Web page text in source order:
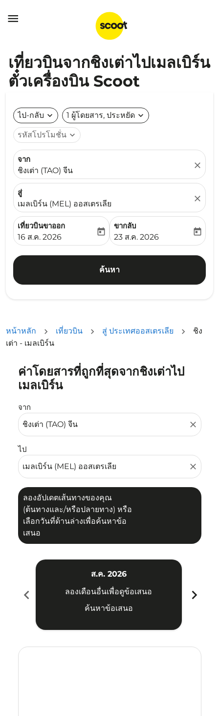

เที่ยวบินจากชิงเต่าไปเมลเบิร์น
ตั๋วเครื่องบิน Scoot
ไป-กลับ expand_more 1 ผู้โดยสาร, ประหยัด expand_more
รหัสโปรโมชั่น expand_more
จาก
ชิงเต่า (TAO) จีน
close
สู่
เมลเบิร์น (MEL) ออสเตรเลีย
close
เที่ยวบินขาออก
fc-booking-departure-date-aria-label
16 ส.ค. 2026
today
ขากลับ
fc-booking-return-date-
23 ส.ค. 2026
today
ค้นหา
หน้าหลัก เที่ยวบิน สู่ ประเทศออสเตรเลีย
ชิง
เต่า - เมลเบิร์น
ค่าโดยสารที่ถูกที่สุดจากชิงเต่าไป
เมลเบิร์น
จาก
close
ไป
close
ลองอัปเดตเส้นทางของคุณ
(ต้นทางและ/หรือปลายทาง) หรือ
เลือกวันที่ด้านล่างเพื่อค้นหาข้อ
เสนอ
ลองอัปเดตเส้นทางของคุณ (ต้นทางและ/หรือปลายทาง) หรื
chevron_left
ส.ค. 2026
ลองเดือนอื่นเพื่อดูข้อเสนอ
ค้นหาข้อเสนอ
chevron_right